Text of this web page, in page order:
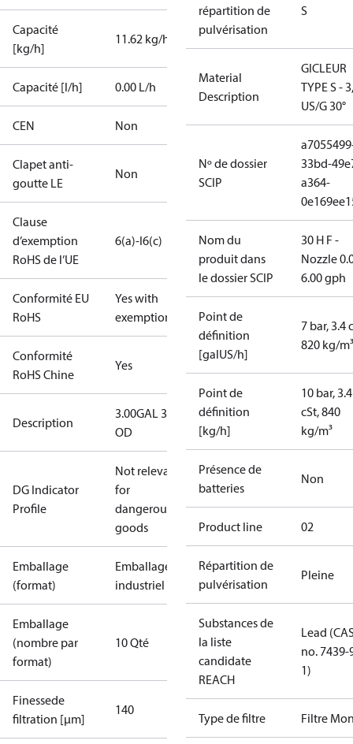
Capacité
[kg/h]
11.62 kg/h
Capacité [l/h] 0.00 L/h
CEN Non
Clapet anti-
goutte LE
Non
Clause
d’exemption
RoHS de l’UE
6(a)-I6(c)
Conformité EU
RoHS
Yes with
exemptions
Conformité
RoHS Chine
Yes
Description
3.00GAL 30S
OD
DG Indicator
Profile
Not relevant
for
dangerous
goods
Emballage
(format)
Emballage
industriel
Emballage
(nombre par
format)
10 Qté
Finessede
filtration [µm]
140
répartition de
pulvérisation
S
Material
Description
GICLEUR
TYPE S -
US/G 30°
Nº de dossier
SCIP
33bd-
a364-
Nom du
produit dans
le dossier SCIP
30 H F -
Nozzle
6.00 gph
Point de
définition
[galUS/h]
7 bar, 3.4
820 kg/m³
Point de
définition
[kg/h]
10 bar, 3.4
cSt, 840
kg/m³
Présence de
batteries
Non
Product line 02
Répartition de
pulvérisation
Pleine
Substances de
la liste
candidate
REACH
Lead
no. 7439-
1)
Type de filtre Filtre